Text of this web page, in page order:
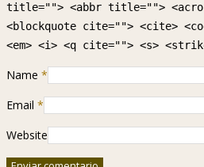
title=""> <abbr title="">
<blockquote cite=""> <cite>
<em> <i> <q cite=""> <s>
Name *
Email *
Website